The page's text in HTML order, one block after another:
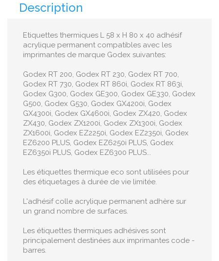
Description
Etiquettes thermiques L 58 x H 80 x 40 adhésif
acrylique permanent compatibles avec les
imprimantes de marque Godex suivantes:
Godex RT 200, Godex RT 230, Godex RT 700,
Godex RT 730, Godex RT 860i, Godex RT 863i,
Godex G300, Godex GE300, Godex GE330, Godex
G500, Godex G530, Godex GX4200i, Godex
GX4300i, Godex GX4600i, Godex ZX420, Godex
ZX430, Godex ZX1200i, Godex ZX1300i, Godex
ZX1600i, Godex EZ2250i, Godex EZ2350i, Godex
EZ6200 PLUS, Godex EZ6250i PLUS, Godex
EZ6350i PLUS, Godex EZ6300 PLUS...
Les étiquettes thermique eco sont utilisées pour
des étiquetages à durée de vie limitée.
L'adhésif colle acrylique permanent adhère sur
un grand nombre de surfaces.
Les étiquettes thermiques adhésives sont
principalement destinées aux imprimantes code -
barres.